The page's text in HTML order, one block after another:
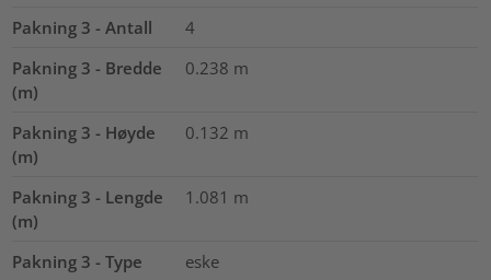
Pakning 3 - Antall
4
Pakning 3 - Bredde
(m)
0.238 m
Pakning 3 - Høyde
(m)
0.132 m
Pakning 3 - Lengde
(m)
1.081 m
Pakning 3 - Type eske